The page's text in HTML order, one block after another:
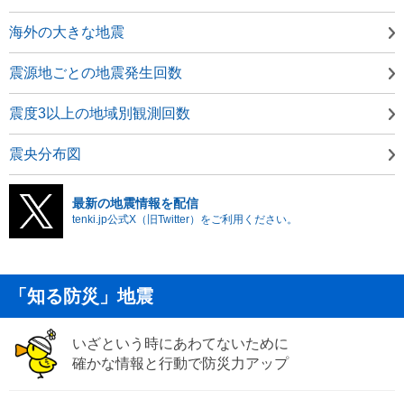
海外の大きな地震
震源地ごとの地震発生回数
震度3以上の地域別観測回数
震央分布図
最新の地震情報を配信
tenki.jp公式X（旧Twitter）をご利用ください。
「知る防災」地震
いざという時にあわてないために
確かな情報と行動で防災力アップ